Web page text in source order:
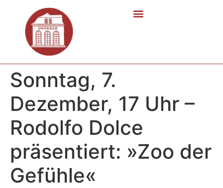
Sonntag, 7.
Dezember, 17 Uhr –
Rodolfo Dolce
präsentiert: »Zoo der
Gefühle«